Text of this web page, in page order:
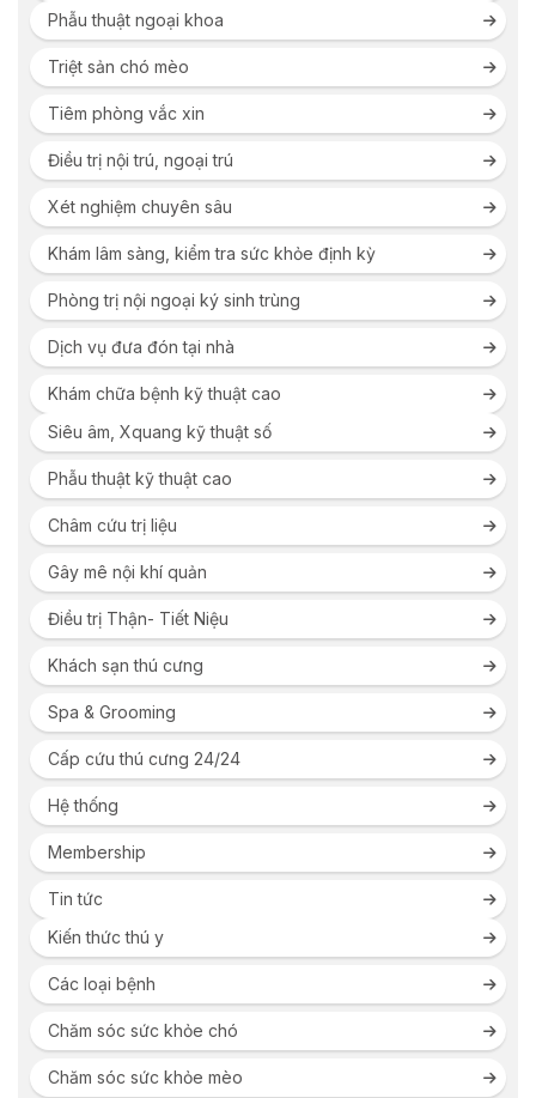
Phẫu thuật ngoại khoa
Triệt sản chó mèo
Tiêm phòng vắc xin
Điều trị nội trú, ngoại trú
Xét nghiệm chuyên sâu
Khám lâm sàng, kiểm tra sức khỏe định kỳ
Phòng trị nội ngoại ký sinh trùng
Dịch vụ đưa đón tại nhà
Khám chữa bệnh kỹ thuật cao
Siêu âm, Xquang kỹ thuật số
Phẫu thuật kỹ thuật cao
Châm cứu trị liệu
Gây mê nội khí quản
Điều trị Thận- Tiết Niệu
Khách sạn thú cưng
Spa & Grooming
Cấp cứu thú cưng 24/24
Hệ thống
Membership
Tin tức
Kiến thức thú y
Các loại bệnh
Chăm sóc sức khỏe chó
Chăm sóc sức khỏe mèo